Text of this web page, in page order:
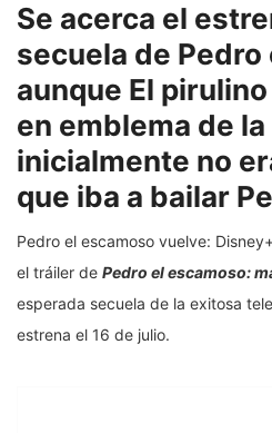
Se acerca el
secuela de
aunque El
en emblema de
inicialmente no
que iba a bailar
Pedro el escamoso vuelve:
el tráiler de Pedro el escamoso:
esperada secuela de la exitosa
estrena el 16 de julio.